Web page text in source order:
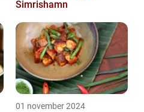
Simrishamn
01 november 2024